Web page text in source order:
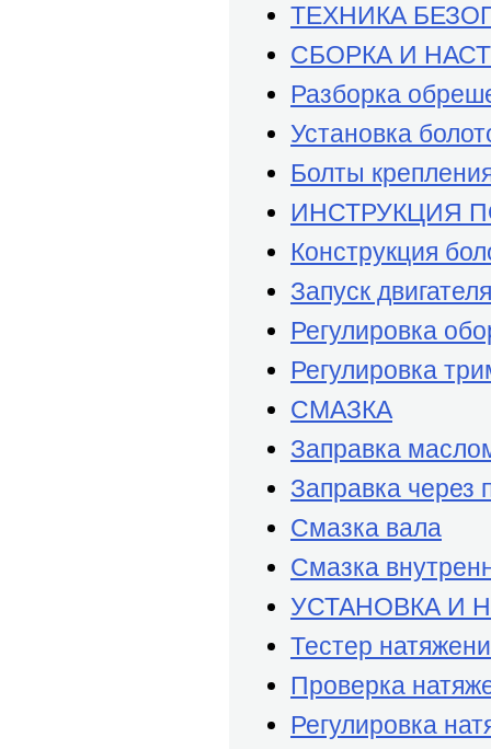
ТЕХНИКА
СБОРКА И
Разборка
Установка
Болты
ИНСТРУКЦИЯ
Конструкция
Запуск двигателя
Регулировка
Регулировка
СМАЗКА
Заправка
Заправка через
Смазка вала
Смазка
УСТАНОВКА И
Тестер
Проверка
Регулировка